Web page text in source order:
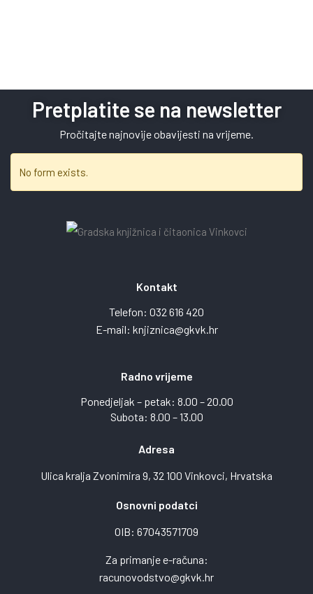
Pretplatite se na newsletter
Pročitajte najnovije obavijesti na vrijeme.
No form exists.
Kontakt
Telefon: 032 616 420
E-mail: knjiznica@gkvk.hr
Radno vrijeme
Ponedjeljak – petak: 8.00 – 20.00
Subota: 8.00 – 13.00
Adresa
Ulica kralja Zvonimira 9, 32 100 Vinkovci, Hrvatska
Osnovni podatci
OIB: 67043571709
Za primanje e-računa:
racunovodstvo@gkvk.hr